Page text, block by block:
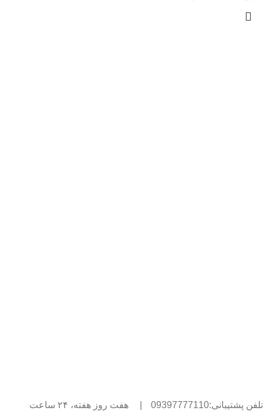
تلفن پشتیبانی:09397777110 هفت روز هفته، ۲۴ ساعت